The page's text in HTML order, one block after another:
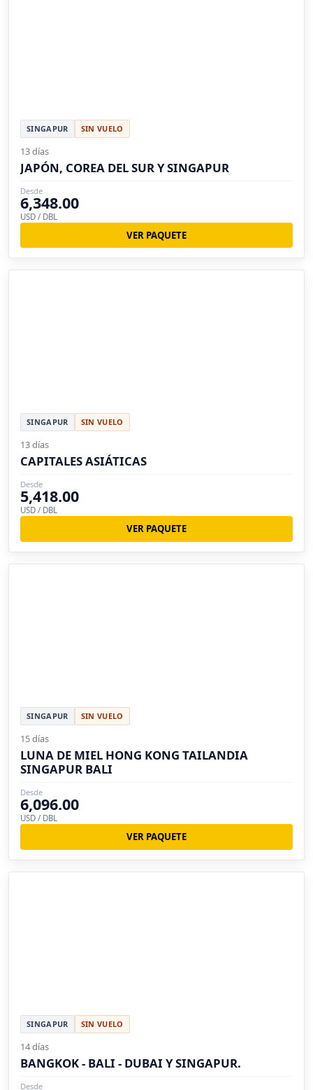
SINGAPUR SIN VUELO
13 días
JAPÓN, COREA DEL SUR Y SINGAPUR
Desde
6,348.00
USD / DBL
VER PAQUETE
SINGAPUR SIN VUELO
13 días
CAPITALES ASIÁTICAS
Desde
5,418.00
USD / DBL
VER PAQUETE
SINGAPUR SIN VUELO
15 días
LUNA DE MIEL HONG KONG TAILANDIA
SINGAPUR BALI
Desde
6,096.00
USD / DBL
VER PAQUETE
SINGAPUR SIN VUELO
14 días
BANGKOK - BALI - DUBAI Y SINGAPUR.
Desde